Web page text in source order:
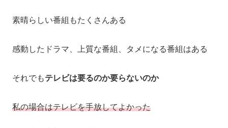
素晴らしい番組もたくさんある
感動したドラマ、上質な番組、タメになる番組はある
それでもテレビは要るのか要らないのか
私の場合はテレビを手放してよかった